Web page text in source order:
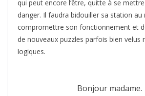
qui peut encore l’être, quitte à se
danger. Il faudra bidouiller sa station au
compromettre son fonctionnement et
de nouveaux puzzles parfois bien velus
logiques.
Bonjour madame.